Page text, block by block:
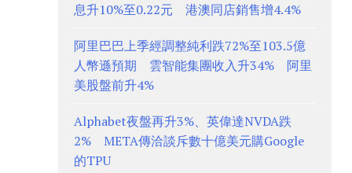
息升10%至0.22元 港澳同店銷售增4.4%
阿里巴巴上季經調整純利跌72%至103.5億
人幣遜預期 雲智能集團收入升34% 阿里
美股盤前升4%
Alphabet夜盤再升3%、英偉達NVDA跌
2% META傳洽談斥數十億美元購Google
的TPU